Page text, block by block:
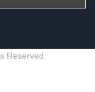
Reserved